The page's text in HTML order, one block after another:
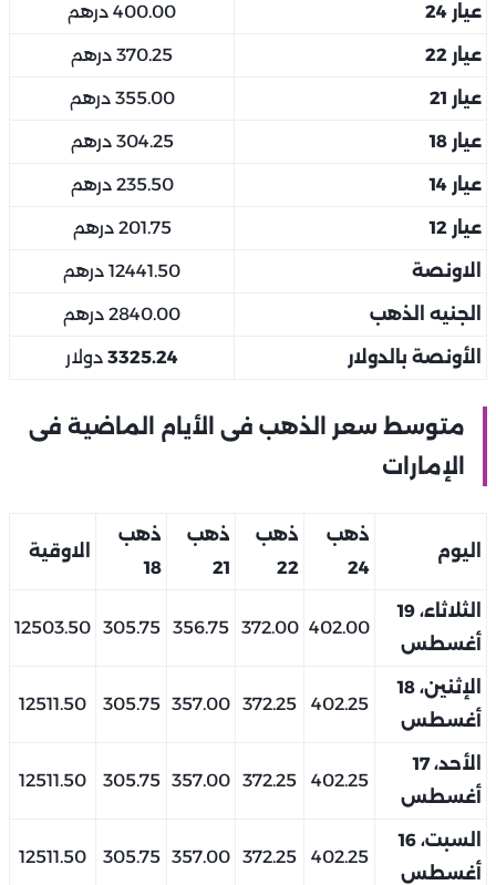
عيار 24 400.00 درهم
عيار 22 370.25 درهم
عيار 21 355.00 درهم
عيار 18 304.25 درهم
عيار 14 235.50 درهم
عيار 12 201.75 درهم
الاونصة 12441.50 درهم
الجنيه الذهب 2840.00 درهم
الأونصة بالدولار 3325.24 دولار
متوسط سعر الذهب فى الأيام الماضية فى
الإمارات
اليوم
ذهب
24
ذهب
22
ذهب
21
ذهب
18
الاوقية
الثلاثاء، 19
أغسطس
402.00
372.00
356.75
305.75
12503.50
الإثنين، 18
أغسطس
402.25
372.25
357.00
305.75
12511.50
الأحد، 17
أغسطس
402.25
372.25
357.00
305.75
12511.50
السبت، 16
أغسطس
402.25
372.25
357.00
305.75
12511.50